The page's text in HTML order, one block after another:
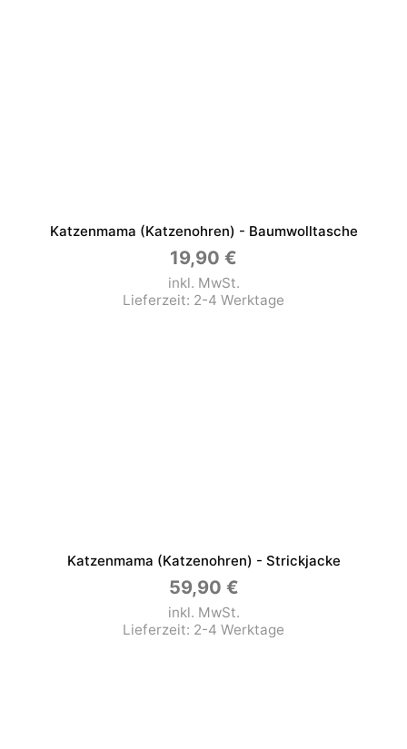
Katzenmama (Katzenohren) - Baumwolltasche
19,90 €
inkl. MwSt.
Lieferzeit: 2-4 Werktage
Katzenmama (Katzenohren) - Strickjacke
59,90 €
inkl. MwSt.
Lieferzeit: 2-4 Werktage